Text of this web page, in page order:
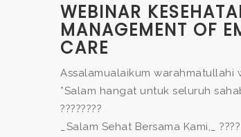
WEBINAR
MANAGEMENT OF
CARE
Assalamualaikum warahmatullahi
*Salam hangat untuk seluruh
????????
_Salam Sehat Bersama Kami,_ ????